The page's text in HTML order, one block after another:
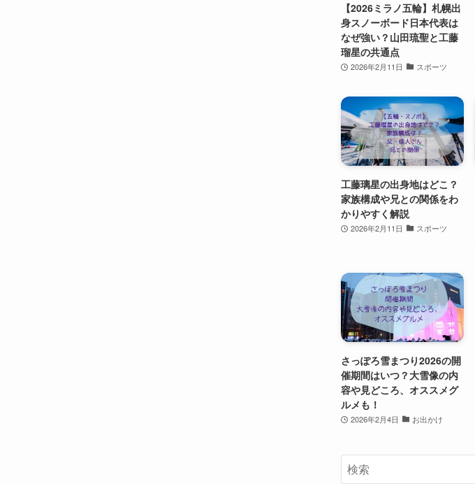
【2026ミラノ五輪】札幌出
身スノーボード日本代表は
なぜ強い？山田琉聖と工藤
瑠星の共通点
2026年2月11日 スポーツ
工藤璃星の出身地はどこ？
家族構成や兄との関係をわ
かりやすく解説
2026年2月11日 スポーツ
さっぽろ雪まつり2026の開
催期間はいつ？大雪像の内
容や見どころ、オススメグ
ルメも！
2026年2月4日 お出かけ